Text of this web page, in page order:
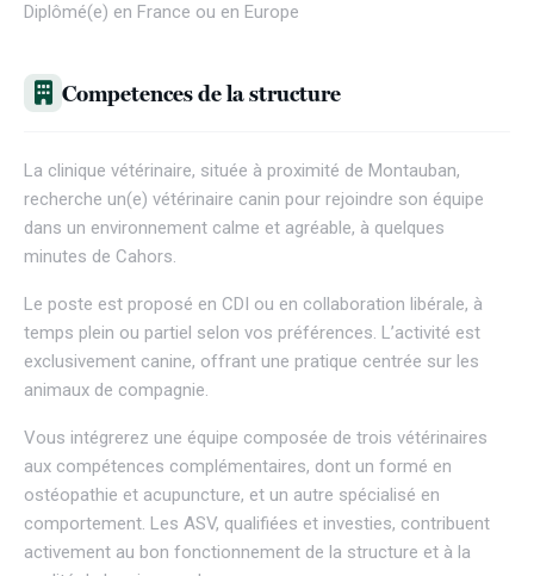
Diplômé(e) en France ou en Europe
Competences de la structure
La clinique vétérinaire, située à proximité de Montauban,
recherche un(e) vétérinaire canin pour rejoindre son équipe
dans un environnement calme et agréable, à quelques
minutes de Cahors.
Le poste est proposé en CDI ou en collaboration libérale, à
temps plein ou partiel selon vos préférences. L’activité est
exclusivement canine, offrant une pratique centrée sur les
animaux de compagnie.
Vous intégrerez une équipe composée de trois vétérinaires
aux compétences complémentaires, dont un formé en
ostéopathie et acupuncture, et un autre spécialisé en
comportement. Les ASV, qualifiées et investies, contribuent
activement au bon fonctionnement de la structure et à la